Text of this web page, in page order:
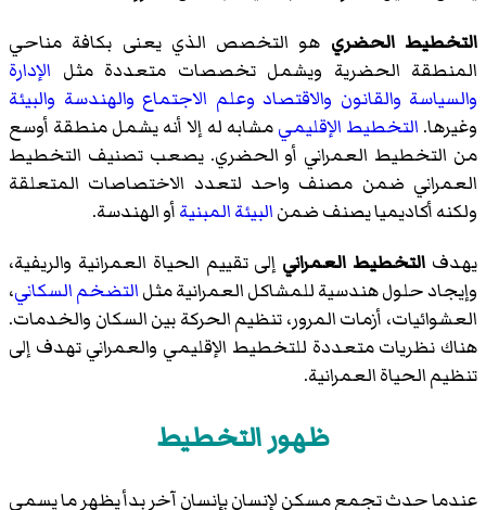
التخطيط الحضري هو التخصص الذي يعنى بكافة مناحي
المنطقة الحضرية ويشمل تخصصات متعددة مثل الإدارة
والسياسة والقانون والاقتصاد وعلم الاجتماع والهندسة والبيئة
وغيرها. التخطيط الإقليميمشابه له إلا أنه يشمل منطقة أوسع
من التخطيط العمراني أو الحضري. يصعب تصنيف التخطيط
العمراني ضمن مصنف واحد لتعدد الاختصاصات المتعلقة
ولكنه أكاديميا يصنف ضمنالبيئة المبنيةأو الهندسة.
يهدف التخطيط العمراني إلى تقييم الحياة العمرانية والريفية،
وإيجاد حلول هندسية للمشاكل العمرانية مثلالتضخم السكاني،
العشوائيات، أزمات المرور، تنظيم الحركة بين السكان والخدمات.
هناك نظريات متعددة للتخطيط الإقليمي والعمراني تهدف إلى
تنظيم الحياة العمرانية.
ظهور التخطيط
عندما حدث تجمع مسكن لإنسان بإنسان آخر بدأ يظهر ما يسمى